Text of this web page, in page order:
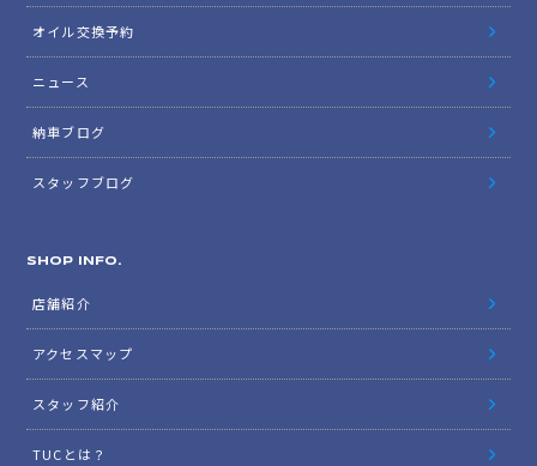
オイル交換予約
ニュース
納車ブログ
スタッフブログ
SHOP INFO.
店舗紹介
アクセスマップ
スタッフ紹介
TUCとは？